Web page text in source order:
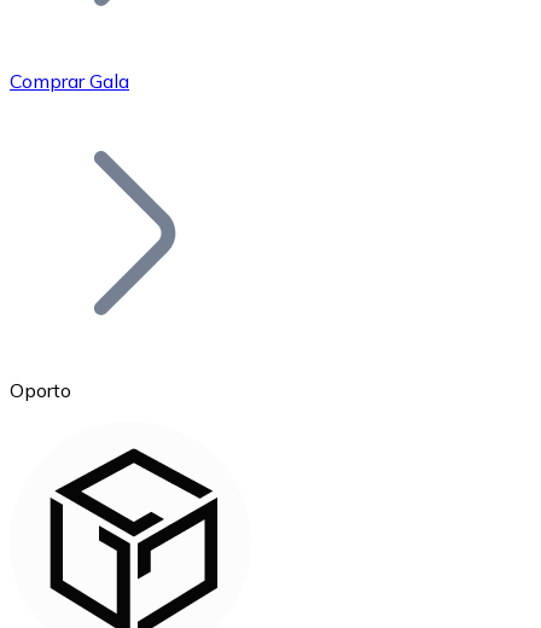
Bitcoin
Ethereum
Comprar Gala
Oporto